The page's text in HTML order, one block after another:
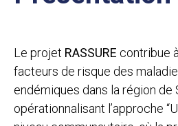
Le projet RASSURE contribue
facteurs de risque des
endémiques dans la région de
opérationnalisant l’approche